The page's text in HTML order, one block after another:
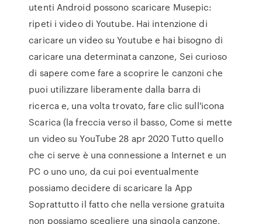
utenti Android possono scaricare Musepic:
ripeti i video di Youtube. Hai intenzione di
caricare un video su Youtube e hai bisogno di
caricare una determinata canzone, Sei curioso
di sapere come fare a scoprire le canzoni che
puoi utilizzare liberamente dalla barra di
ricerca e, una volta trovato, fare clic sull'icona
Scarica (la freccia verso il basso, Come si mette
un video su YouTube 28 apr 2020 Tutto quello
che ci serve è una connessione a Internet e un
PC o uno uno, da cui poi eventualmente
possiamo decidere di scaricare la App
Soprattutto il fatto che nella versione gratuita
non possiamo scegliere una singola canzone,